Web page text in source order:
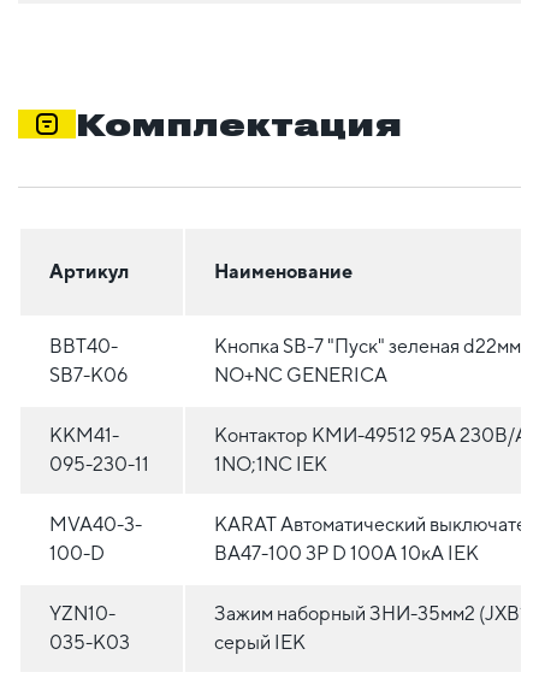
Комплектация
Артикул Наименование
BBT40-
SB7-K06
Кнопка SВ-7 "Пуск" зеленая d22мм/
NO+NC GENERICA
KKM41-
095-230-11
Контактор КМИ-49512 95А 230В/
1NO;1NC IEK
MVA40-3-
100-D
KARAT Автоматический
ВА47-100 3P D 100А 10кА IEK
YZN10-
035-K03
Зажим наборный ЗНИ-35мм2
серый IEK